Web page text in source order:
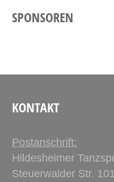
SPONSOREN
KONTAKT
Postanschrift:
Hildesheimer
Steuerwalder Str. 101